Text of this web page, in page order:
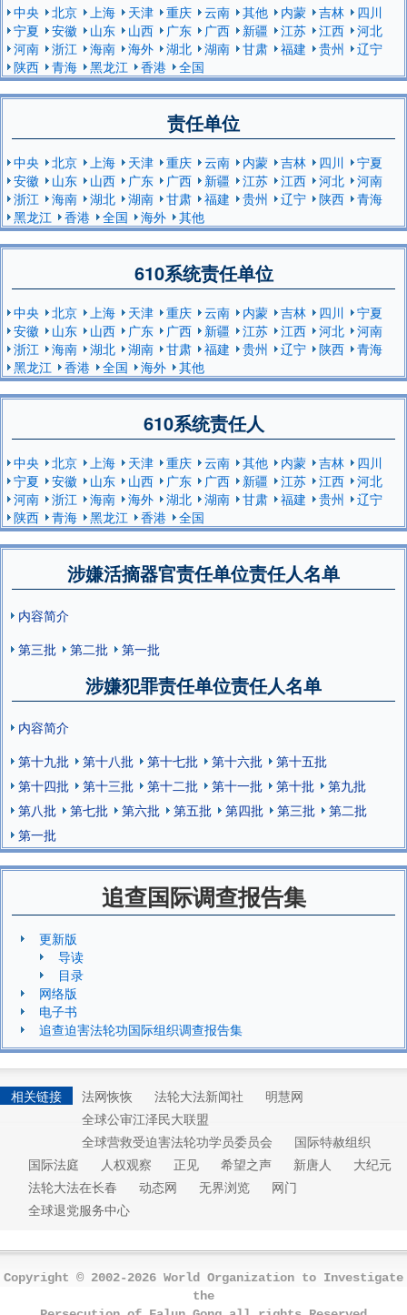
中央 北京 上海 天津 重庆 云南 其他 内蒙 吉林
四川
宁夏
安徽 山东 山西 广东 广西 新疆 江苏 江西
河北
河南
浙江 海南 海外 湖北 湖南 甘肃 福建 贵州
辽宁
陕西
青海 黑龙江 香港 全国
责任单位
中央 北京 上海 天津 重庆 云南 内蒙 吉林 四川
宁夏
安徽
山东 山西 广东 广西 新疆 江苏 江西 河北
河南
浙江
海南 湖北 湖南 甘肃 福建 贵州 辽宁 陕西
青海
黑龙江
香港 全国 海外 其他
610系统责任单位
中央 北京 上海 天津 重庆 云南 内蒙 吉林 四川
宁夏
安徽
山东 山西 广东 广西 新疆 江苏 江西 河北
河南
浙江
海南 湖北 湖南 甘肃 福建 贵州 辽宁 陕西
青海
黑龙江
香港 全国 海外 其他
610系统责任人
中央 北京 上海 天津 重庆 云南 其他 内蒙 吉林
四川
宁夏
安徽 山东 山西 广东 广西 新疆 江苏 江西
河北
河南
浙江 海南 海外 湖北 湖南 甘肃 福建 贵州
辽宁
陕西
青海 黑龙江 香港 全国
涉嫌活摘器官责任单位责任人名单
内容简介
第三批
第二批 第一批
涉嫌犯罪责任单位责任人名单
内容简介
第十九批
第十八批 第十七批 第十六批
第十五批
第十四批
第十三批 第十二批 第十一批 第十批
第九批
第八批
第七批 第六批 第五批 第四批 第三批
第二批
第一批
追查国际调查报告集
更新版
导读
目录
网络版
电子书
追查迫害法轮功国际组织调查报告集
相关链接 法网恢恢 法轮大法新闻社
明慧网
全球公审江泽民大联盟
全球营救受迫害法轮功学员委员会
国际特赦组织
国际法庭
人权观察 正见 希望之声 新唐人
大纪元
法轮大法在长春
动态网 无界浏览
网门
全球退党服务中心
Copyright © 2002-2026 World Organization to Investigate
the